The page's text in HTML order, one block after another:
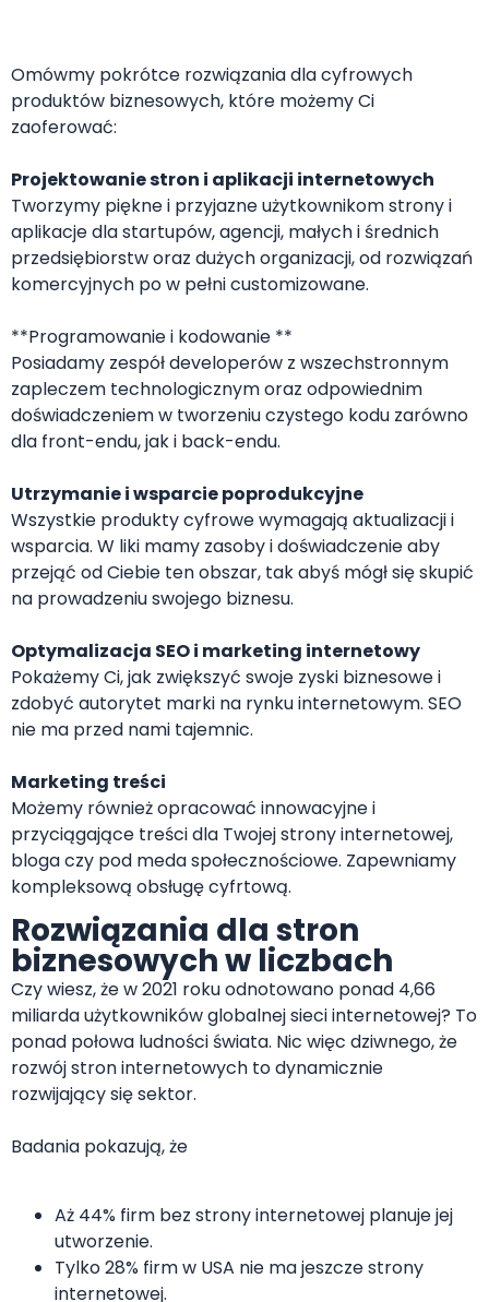
Omówmy pokrótce rozwiązania dla cyfrowych
produktów biznesowych, które możemy Ci
zaoferować:
Projektowanie stron i aplikacji internetowych
Tworzymy piękne i przyjazne użytkownikom strony i
aplikacje dla startupów, agencji, małych i średnich
przedsiębiorstw oraz dużych organizacji, od rozwiązań
komercyjnych po w pełni customizowane.
**Programowanie i kodowanie **
Posiadamy zespół developerów z wszechstronnym
zapleczem technologicznym oraz odpowiednim
doświadczeniem w tworzeniu czystego kodu zarówno
dla front-endu, jak i back-endu.
Utrzymanie i wsparcie poprodukcyjne
Wszystkie produkty cyfrowe wymagają aktualizacji i
wsparcia. W liki mamy zasoby i doświadczenie aby
przejąć od Ciebie ten obszar, tak abyś mógł się skupić
na prowadzeniu swojego biznesu.
Optymalizacja SEO i marketing internetowy
Pokażemy Ci, jak zwiększyć swoje zyski biznesowe i
zdobyć autorytet marki na rynku internetowym. SEO
nie ma przed nami tajemnic.
Marketing treści
Możemy również opracować innowacyjne i
przyciągające treści dla Twojej strony internetowej,
bloga czy pod meda społecznościowe. Zapewniamy
kompleksową obsługę cyfrtową.
Rozwiązania dla stron
biznesowych w liczbach
Czy wiesz, że w 2021 roku odnotowano ponad 4,66
miliarda użytkowników globalnej sieci internetowej? To
ponad połowa ludności świata. Nic więc dziwnego, że
rozwój stron internetowych to dynamicznie
rozwijający się sektor.
Badania pokazują, że
Aż 44% firm bez strony internetowej planuje jej
utworzenie.
Tylko 28% firm w USA nie ma jeszcze strony
internetowej.